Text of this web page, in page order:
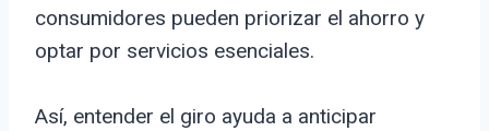
consumidores pueden priorizar el ahorro y
optar por servicios esenciales.
Así, entender el giro ayuda a anticipar